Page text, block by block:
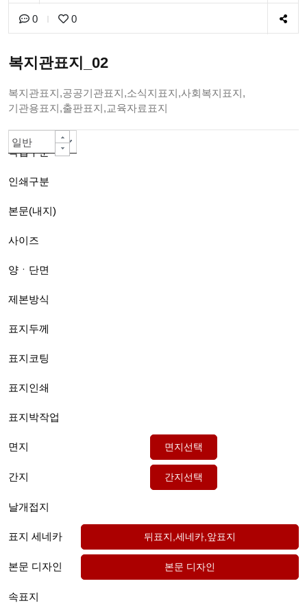
0 0
복지관표지_02
복지관표지,공공기관표지,소식지표지,사회복지표지,
기관용표지,출판표지,교육자료표지
작업구분
일반책자
인쇄구분
칼라인쇄 -대량주문 자동할인-
본문(내지)
80g백색모조지
사이즈
A4(210*297mm)
양ㆍ단면
양면
제본방식
PUR 무선제본(긴쪽)A4까지
표지두께
아트지or스노우지200g
표지코팅
무광코팅(일반)
표지인쇄
단면칼라
표지박작업
선택안함
면지
선택안함
간지
선택안함
날개접지
선택안함
표지 세네카
본문 디자인
속표지
선택안함
선택안함
일반